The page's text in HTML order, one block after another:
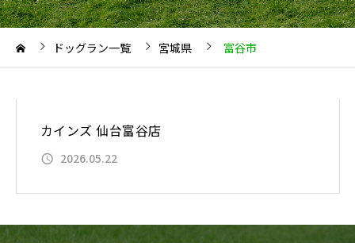
ドッグラン一覧 宮城県 富谷市
カインズ 仙台富谷店
2026.05.22